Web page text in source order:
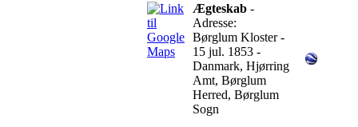
Ægteskab -
Adresse:
Børglum Kloster -
15 jul. 1853 -
Danmark, Hjørring
Amt, Børglum
Herred, Børglum
Sogn